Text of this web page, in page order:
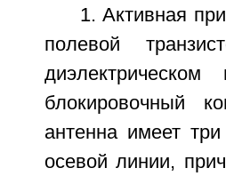
1. Активная
полевой
блокировочный
антенна имеет
осевой линии,